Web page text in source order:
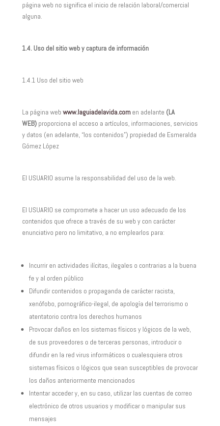
página web no significa el inicio de relación laboral/comercial
alguna.
1.4. Uso del sitio web y captura de información
1.4.1 Uso del sitio web
La página web www.laguiadelavida.comen adelante (LA
WEB) proporciona el acceso a artículos, informaciones, servicios
y datos (en adelante, “los contenidos”) propiedad de Esmeralda
Gómez López
El USUARIO asume la responsabilidad del uso de la web.
El USUARIO se compromete a hacer un uso adecuado de los
contenidos que ofrece a través de su web y con carácter
enunciativo pero no limitativo, a no emplearlos para:
Incurrir en actividades ilícitas, ilegales o contrarias a la buena
fe y al orden público
Difundir contenidos o propaganda de carácter racista,
xenófobo, pornográfico-ilegal, de apología del terrorismo o
atentatorio contra los derechos humanos
Provocar daños en los sistemas físicos y lógicos de la web,
de sus proveedores o de terceras personas, introducir o
difundir en la red virus informáticos o cualesquiera otros
sistemas físicos o lógicos que sean susceptibles de provocar
los daños anteriormente mencionados
Intentar acceder y, en su caso, utilizar las cuentas de correo
electrónico de otros usuarios y modificar o manipular sus
mensajes